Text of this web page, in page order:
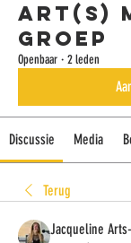
Art(s)
groep
Openbaar · 2 leden
Discussie Media
Terug
Jacqueline